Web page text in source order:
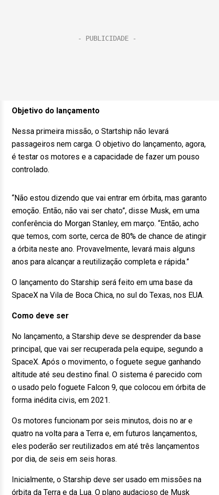
Objetivo do lançamento
Nessa primeira missão, o Startship não levará
passageiros nem carga. O objetivo do lançamento, agora,
é testar os motores e a capacidade de fazer um pouso
controlado.
“Não estou dizendo que vai entrar em órbita, mas garanto
emoção. Então, não vai ser chato”, disse Musk, em uma
conferência do Morgan Stanley, em março. “Então, acho
que temos, com sorte, cerca de 80% de chance de atingir
a órbita neste ano. Provavelmente, levará mais alguns
anos para alcançar a reutilização completa e rápida.”
O lançamento do Starship será feito em uma base da
SpaceX na Vila de Boca Chica, no sul do Texas, nos EUA.
Como deve ser
No lançamento, a Starship deve se desprender da base
principal, que vai ser recuperada pela equipe, segundo a
SpaceX. Após o movimento, o foguete segue ganhando
altitude até seu destino final. O sistema é parecido com
o usado pelo foguete Falcon 9, que colocou em órbita de
forma inédita civis, em 2021.
Os motores funcionam por seis minutos, dois no ar e
quatro na volta para a Terra e, em futuros lançamentos,
eles poderão ser reutilizados em até três lançamentos
por dia, de seis em seis horas.
Inicialmente, o Starship deve ser usado em missões na
órbita da Terra e da Lua. O plano audacioso de Musk